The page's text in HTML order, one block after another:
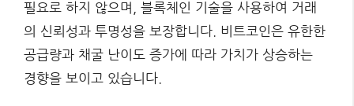
필요로 하지 않으며, 블록체인 기술을 사용하여 거래
의 신뢰성과 투명성을 보장합니다. 비트코인은 유한한
공급량과 채굴 난이도 증가에 따라 가치가 상승하는
경향을 보이고 있습니다.